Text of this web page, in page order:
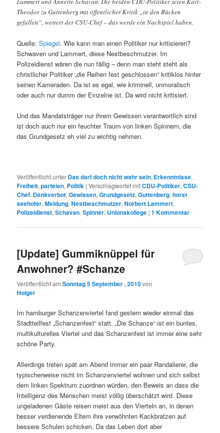
Theodor zu Guttenberg mit öffentlicher Kritik „in den Rücken
gefallen“, wettert der CSU-Chef – das werde ein Nachspiel haben.
Quelle:Spiegel. Wie kann man einen Politiker nur kritisieren?
Schwaven und Lammert, diese Nestbeschmutzer. Im
Polizeidienst wären die nun fällig – denn man steht steht als
christlicher Politiker „die Reihen fest geschlossen“ kritiklos hinter
seinen Kameraden. Da ist es egal, wie kriminell, unmoralisch
oder auch nur dumm der Einzelne ist. Da wird nicht kritisiert.
Und das Mandatsträger nur ihrem Gewissen verantwortlich sind
ist doch auch nur ein feuchter Traum von linken Spinnern, die
das Grundgesetz eh viel zu wichtig nehmen.
Veröffentlicht unter Das darf doch nicht wahr sein, Erkenntnisse,
Freiheit,parteien, Politik |Verschlagwortet mitCDU-Politiker,CSU-
Chef, Denkverbot,Gewissen,Grundgesetz,Guttenberg,horst
seehofer,Meldung,Nestbeschmutzer,Norbert Lammert,
Polizeidienst,Schavan,Spinner, Unionskollege |1 Kommentar
[Update] Gummiknüppel für
Anwohner? #Schanze
Veröffentlicht amSonntag 5 September , 2010von
Holger
Im hamburger Schanzenviertel fand gestern wieder einmal das
Stadtteilfest „Schanzenfest“ statt. „Die Schanze“ ist ein buntes,
multikulturelles Viertel und das Schanzenfest ist immer eine sehr
schöne Party.
Allerdings treten spät am Abend immer ein paar Randalierer, die
typischerweise nicht im Schanzenviertel wohnen und sich selbst
dem linken Spektrum zuordnen würden, den Beweis an dass die
Intelligenz des Menschen meist völlig überschätzt wird. Diese
ungeladenen Gäste reisen meist aus den Vierteln an, in denen
besser verdienende Eltern ihre verwöhnten Kackbratzen auf
bessere Schulen schicken. Da das Leben dort aber